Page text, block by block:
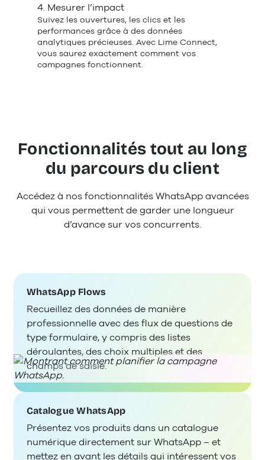
4. Mesurer l’impact
Suivez les ouvertures, les clics et les
performances grâce à des données
analytiques précieuses. Avec Lime Connect,
vous saurez exactement comment vos
campagnes fonctionnent.
Fonctionnalités tout au long
du parcours du client
Accédez à nos fonctionnalités WhatsApp avancées
qui vous permettent de garder une longueur
d’avance sur vos concurrents.
WhatsApp Flows
Recueillez des données de manière
professionnelle avec des flux de questions de
type formulaire, y compris des listes
déroulantes, des choix multiples et des
champs de saisie.
Catalogue WhatsApp
Présentez vos produits dans un catalogue
numérique directement sur WhatsApp – et
mettez en avant les détails qui intéressent vos